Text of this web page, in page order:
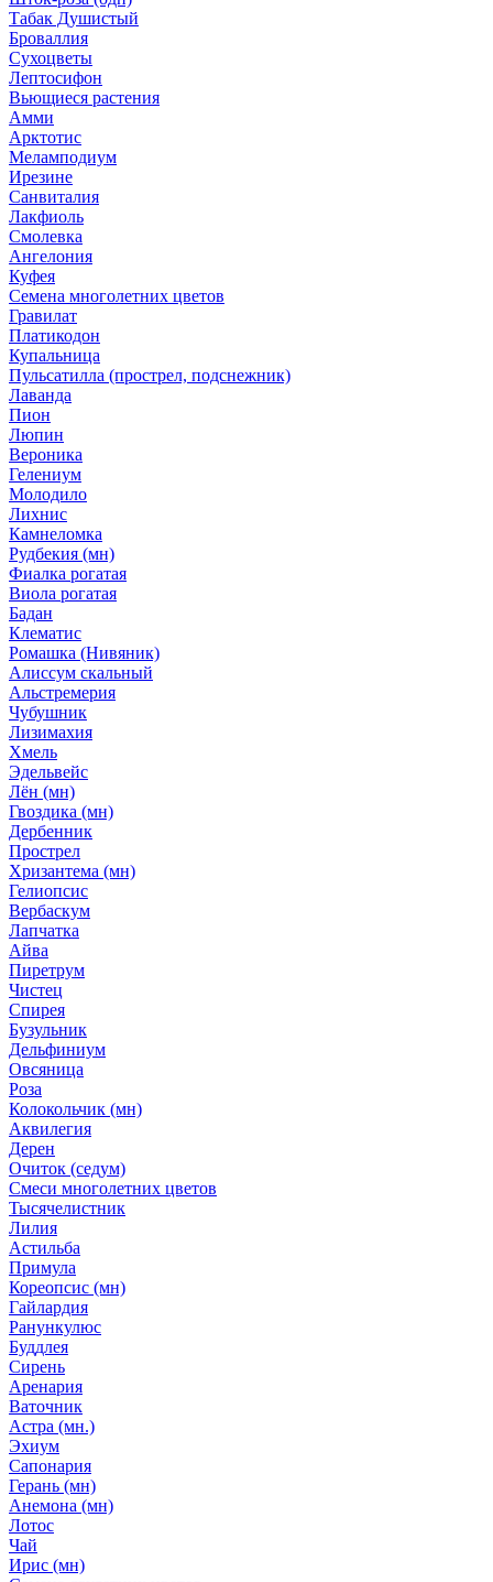
Табак Душистый
Броваллия
Сухоцветы
Лептосифон
Вьющиеся растения
Амми
Арктотис
Меламподиум
Ирезине
Санвиталия
Лакфиоль
Смолевка
Ангелония
Куфея
Семена многолетних цветов
Гравилат
Платикодон
Купальница
Пульсатилла (прострел, подснежник)
Лаванда
Пион
Люпин
Вероника
Гелениум
Молодило
Лихнис
Камнеломка
Рудбекия (мн)
Фиалка рогатая
Виола рогатая
Бадан
Клематис
Ромашка (Нивяник)
Алиссум скальный
Альстремерия
Чубушник
Лизимахия
Хмель
Эдельвейс
Лён (мн)
Гвоздика (мн)
Дербенник
Прострел
Хризантема (мн)
Гелиопсис
Вербаскум
Лапчатка
Айва
Пиретрум
Чистец
Спирея
Бузульник
Дельфиниум
Овсяница
Роза
Колокольчик (мн)
Аквилегия
Дерен
Очиток (седум)
Смеси многолетних цветов
Тысячелистник
Лилия
Астильба
Примула
Кореопсис (мн)
Гайлардия
Ранункулюс
Буддлея
Сирень
Аренария
Ваточник
Астра (мн.)
Эхиум
Сапонария
Герань (мн)
Анемона (мн)
Лотос
Чай
Ирис (мн)